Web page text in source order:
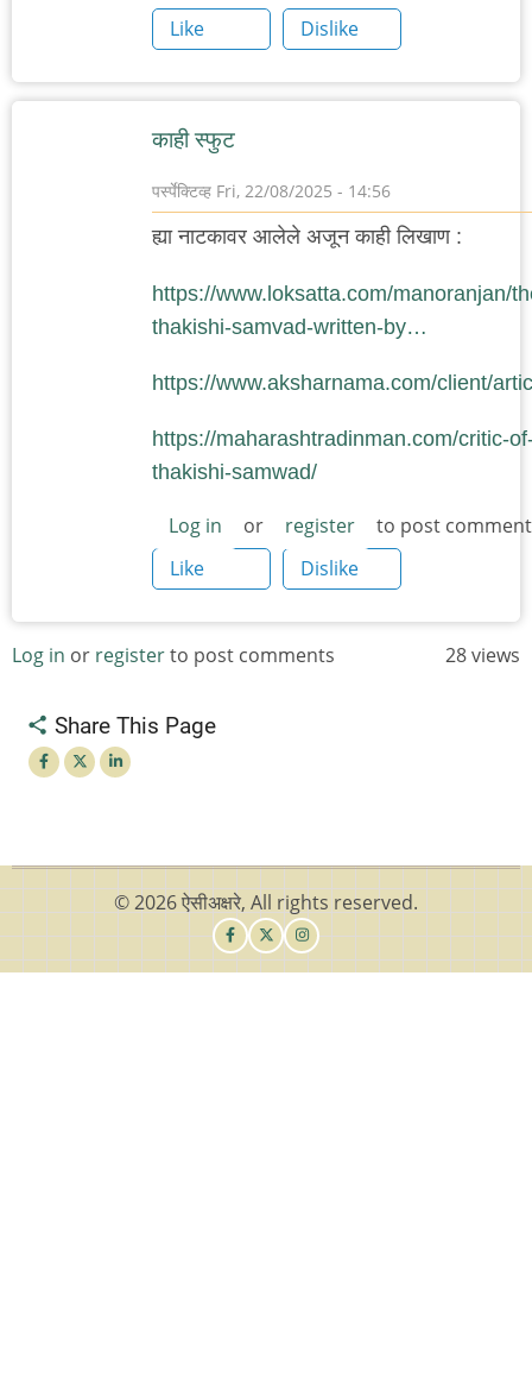
Like Dislike
काही स्फुट
पर्स्पेक्टिव्ह Fri, 22/08/2025 - 14:56
ह्या नाटकावर आलेले अजून काही लिखाण :
https://www.loksatta.com/manoranjan/
thakishi-samvad-written-by…
https://www.aksharnama.com/client/
https://maharashtradinman.com/critic-
thakishi-samwad/
Log in or register
to post
Like
Dislike
Log in or registerto post comments 28 views
Share This Page
© 2026 ऐसीअक्षरे, All rights reserved.